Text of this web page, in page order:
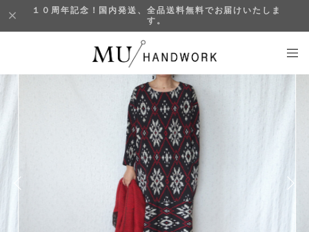
１０周年記念！国内発送、全品送料無料でお届けいたしま
す。